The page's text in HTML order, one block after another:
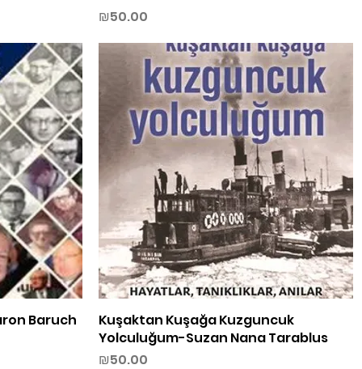
Price
₪50.00
Baruch
Quick View
Kuşaktan Kuşağa Kuzguncuk
Yolculuğum-Suzan Nana Tarablus
Price
₪50.00